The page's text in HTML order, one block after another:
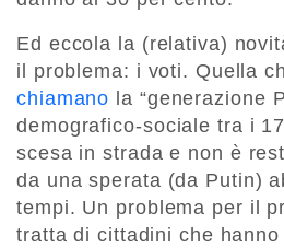
Ed eccola la (relativa)
il problema: i voti. Quella
chiamano la “generazione
demografico-sociale tra i
scesa in strada e non è
da una sperata (da Putin)
tempi. Un problema per il
tratta di cittadini che